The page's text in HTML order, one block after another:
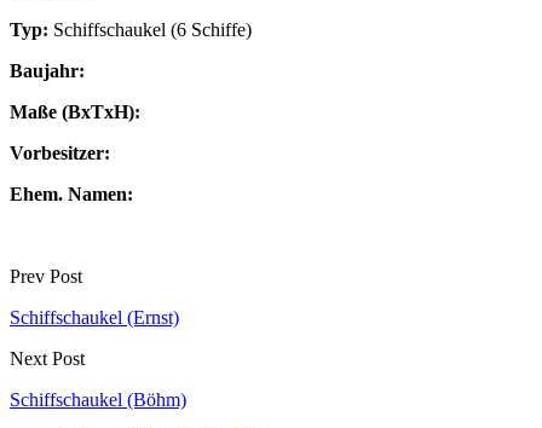
Typ: Schiffschaukel (6 Schiffe)
Baujahr:
Maße (BxTxH):
Vorbesitzer:
Ehem. Namen:
Prev Post
Schiffschaukel (Ernst)
Next Post
Schiffschaukel (Böhm)